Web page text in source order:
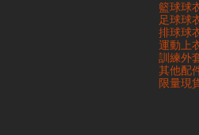
/ 貨品提取 商品製作完成後，4AM 團隊
貨品。貴客可選擇最適合的付款方式以及
隊核實有關款項 - 任何轉帳或換匯交易
本公司之責任 - 貴客請於收獲本公司正
付款。如未能按期繳付所需款項，貴客
3個工作天｜到付｜​ - 貴客請於貨品可取
貨品，如逾期未取，本公司將不予保存
還，貴客仍須負責貨款餘額 - 貴客請於
貨品品質 - 基於 S.F. Express /
本公司將保證貨品安全到達第三方手中。
有關貨品之遺失、損毀、誤投或運送延誤
籃球球
足球球
排球球
運動上
訓練外
其他配
限量現